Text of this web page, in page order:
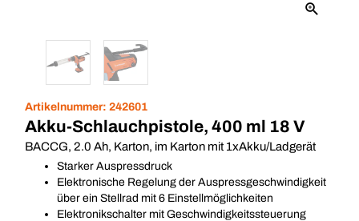
Artikelnummer: 242601
Akku-Schlauchpistole, 400 ml 18 V
BACCG, 2.0 Ah, Karton, im Karton mit 1xAkku/Ladgerät
Starker Auspressdruck
Elektronische Regelung der Auspressgeschwindigkeit
über ein Stellrad mit 6 Einstellmöglichkeiten
Elektronikschalter mit Geschwindigkeitssteuerung